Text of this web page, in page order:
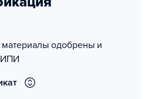
одобрены и